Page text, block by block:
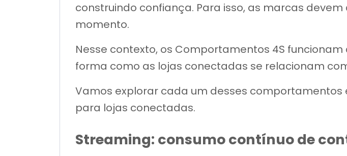
construindo confiança. Para isso, as marcas
momento.
Nesse contexto, os Comportamentos 4S
forma como as lojas conectadas se relacionam
Vamos explorar cada um desses
para lojas conectadas.
Streaming: consumo contínuo de